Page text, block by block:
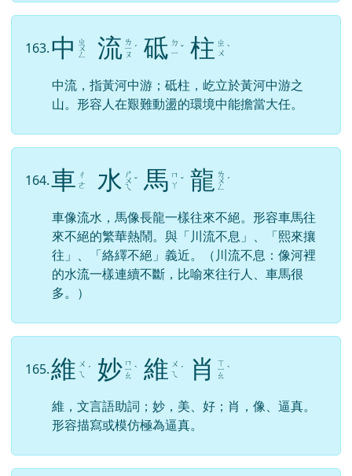
163.中 ㄓ
ㄨ
ㄥ 流 ㄌ
ㄧ
ㄡ
ˊ 砥 ㄉ
ㄧ ˇ 柱 ㄓ
ㄨ ˋ
中流，指黃河中游；砥柱，屹立於黃河中游之
山。形容人在艱難動盪的環境中能擔當大任。
164.車 ㄔ
ㄜ
水 ㄕ
ㄨ
ㄟ
ˇ 馬 ㄇ
ㄚ ˇ 龍 ㄌ
ㄨ
ㄥ
ˊ
車像流水，馬像長龍一樣往來不絕。形容車馬往
來不絕的繁華熱鬧。與「川流不息」、「熙來攘
往」、「絡繹不絕」義近。（川流不息：像河裡
的水流一樣連續不斷，比喻來往行人、車馬很
多。）
165.維 ㄨ
ㄟ
ˊ 妙 ㄇ
ㄧ
ㄠ
ˋ 維 ㄨ
ㄟ
ˊ 肖 ㄒ
ㄧ
ㄠ
ˋ
維，文言語助詞；妙，美、好；肖，像、逼真。
形容描寫或模仿極為逼真。